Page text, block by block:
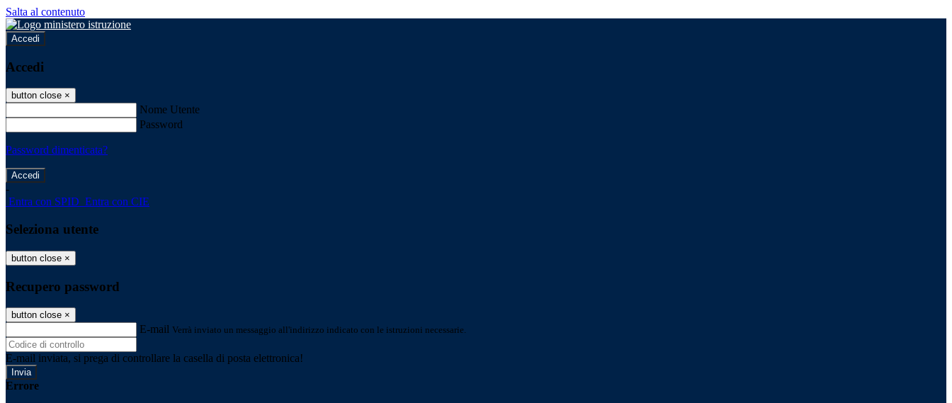
Salta al contenuto
Accedi
Accedi
button close ×
Nome Utente
Password
Password dimenticata?
-
Entra con SPID Entra con CIE
Seleziona utente
button close ×
Recupero password
button close ×
E-mail Verrà inviato un messaggio all'indirizzo indicato con le istruzioni necessarie.
E-mail inviata, si prega di controllare la casella di posta elettronica!
Errore